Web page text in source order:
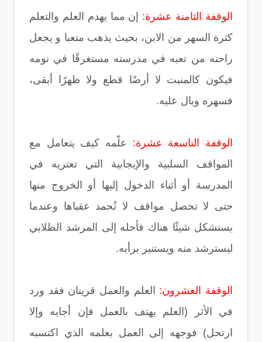
الوقفة الثامنة عشرة: إن مما يهدم العلم والتعلم
كثرة السهر من الابن، بحيث يذهب متعبا و يجعل
راحته من تعبه في مدرسته مستغرقًا في نومه
فيكون كالمنبت لا أرضًا قطع ولا ظهرًا أبقى،
فسهره وبال عليه.
الوقفة التاسعة عشرة: علّمه كيف يتعامل مع
المواقف السلبية والإيجابية التي تعتريه في
المدرسة أو أثناء الدخول إليها أو الخروج منها
حتى لا تحصل مواقف لا تُحمد عقباها وعندما
يستشكل شيئًا هناك فأحله إلى المرشد الطلابي
ليسترشد منه ويستنير برأيه.
الوقفة العشرون: العلم والعمل قرينان فقد ورد
في الأثر (العلم يهتف بالعمل فإن أجابه وإلا
ارتحل) فوجهه إلى العمل بعلمه الذي اكتسبه